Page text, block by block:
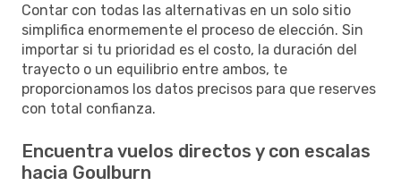
Contar con todas las alternativas en un solo sitio
simplifica enormemente el proceso de elección. Sin
importar si tu prioridad es el costo, la duración del
trayecto o un equilibrio entre ambos, te
proporcionamos los datos precisos para que reserves
con total confianza.
Encuentra vuelos directos y con escalas
hacia Goulburn